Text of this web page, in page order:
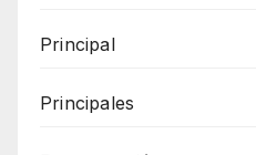
Principal
Principales